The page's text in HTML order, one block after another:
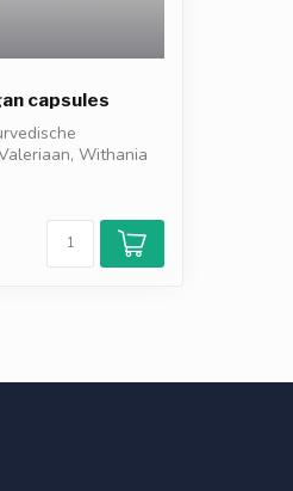
capsules
Withania